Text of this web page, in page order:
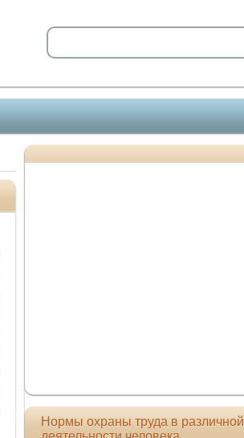
Нормы охраны труда в различной